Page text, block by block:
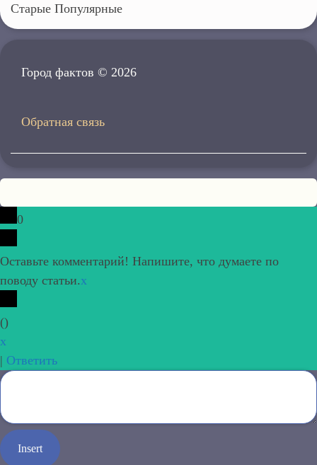
Старые Популярные
Город фактов © 2026
Обратная связь
0
Оставьте комментарий! Напишите, что думаете по
поводу статьи.x
()
x
| Ответить
Insert